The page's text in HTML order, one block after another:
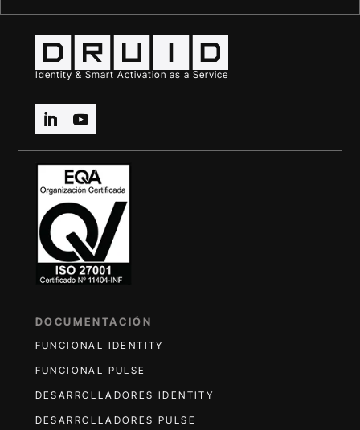
Identity & Smart Activation as a Service
DOCUMENTACIÓN
FUNCIONAL IDENTITY
FUNCIONAL PULSE
DESARROLLADORES IDENTITY
DESARROLLADORES PULSE